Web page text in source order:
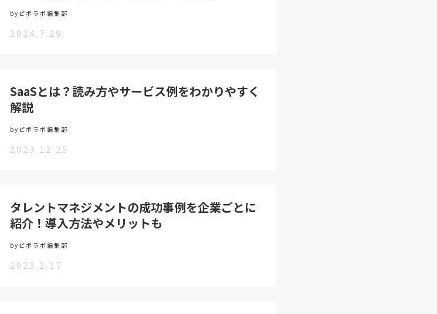
byピポラボ編集部
2024.7.29
SaaSとは？読み方やサービス例をわかりやすく
解説
byピポラボ編集部
2023.12.25
タレントマネジメントの成功事例を企業ごとに
紹介！導入方法やメリットも
byピポラボ編集部
2023.2.17